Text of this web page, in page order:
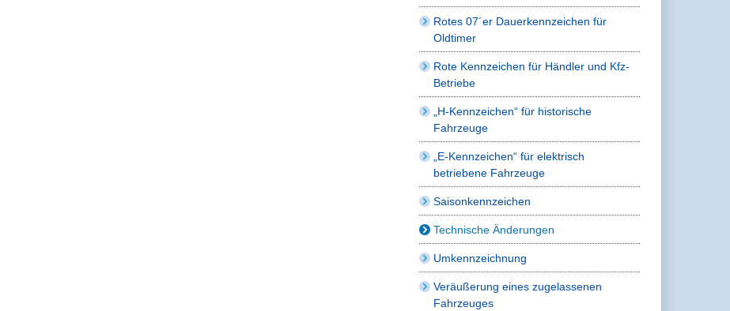
Rotes 07´er Dauerkennzeichen für
Oldtimer
Rote Kennzeichen für Händler und Kfz-
Betriebe
„H-Kennzeichen“ für historische
Fahrzeuge
„E-Kennzeichen“ für elektrisch
betriebene Fahrzeuge
Saisonkennzeichen
Technische Änderungen
Umkennzeichnung
Veräußerung eines zugelassenen
Fahrzeuges